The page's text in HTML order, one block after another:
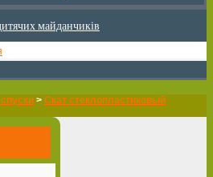
майданчиків
спуски > Скат стеклопластиковый